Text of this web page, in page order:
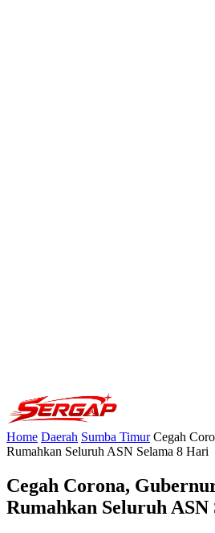
Home Daerah Sumba Timur Cegah
Rumahkan Seluruh ASN Selama 8 Hari
Cegah Corona,
Rumahkan Seluruh